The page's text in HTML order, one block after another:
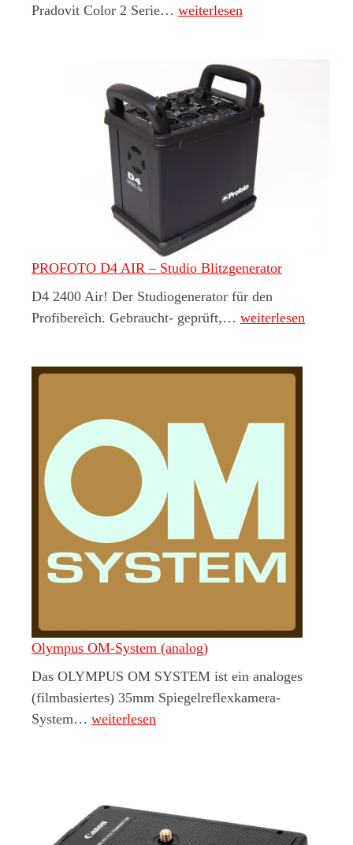
Pradovit Color 2 Serie… Leica P2000 Pradovit
weiterlesen
PROFOTO D4 AIR – Studio Blitzgenerator
D4 2400 Air! Der Studiogenerator für den
Profibereich. Gebraucht- geprüft,… PROFOTO D4
weiterlesen
Olympus OM-System (analog)
Das OLYMPUS OM SYSTEM ist ein analoges
(filmbasiertes) 35mm Spiegelreflexkamera-
System… Olympus OM-System (analog)
weiterlesen